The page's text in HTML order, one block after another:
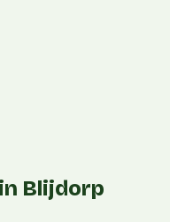
Blijdorp